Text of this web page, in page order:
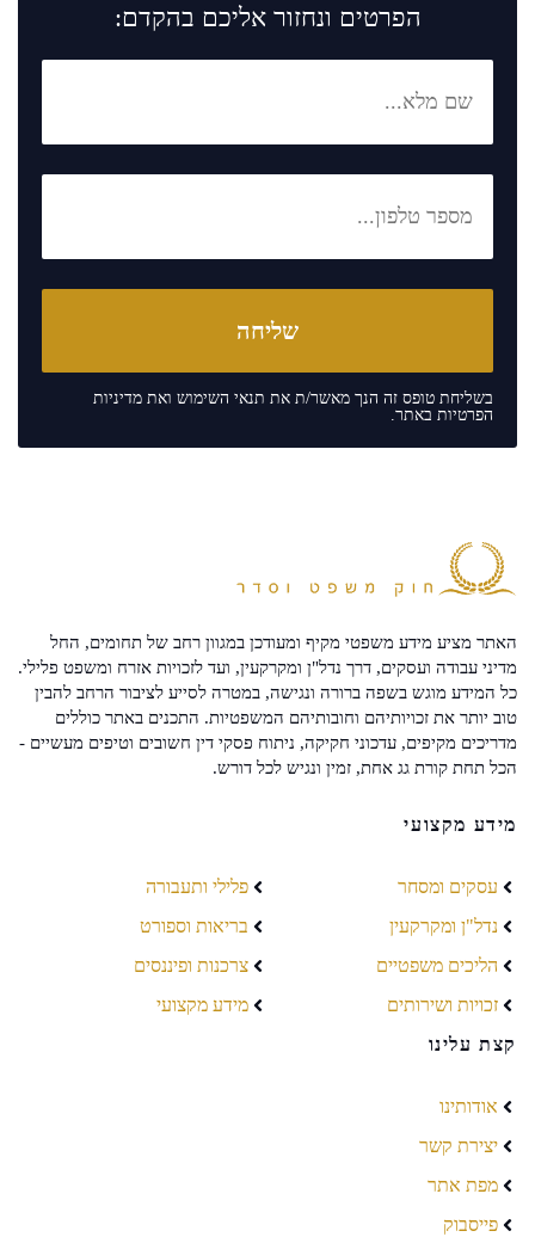
הפרטים ונחזור אליכם בהקדם:
בשליחת טופס זה הנך מאשר/ת את תנאי השימוש ואת מדיניות
הפרטיות באתר.
האתר מציע מידע משפטי מקיף ומעודכן במגוון רחב של תחומים, החל
מדיני עבודה ועסקים, דרך נדל"ן ומקרקעין, ועד לזכויות אזרח ומשפט פלילי.
כל המידע מוגש בשפה ברורה ונגישה, במטרה לסייע לציבור הרחב להבין
טוב יותר את זכויותיהם וחובותיהם המשפטיות. התכנים באתר כוללים
מדריכים מקיפים, עדכוני חקיקה, ניתוח פסקי דין חשובים וטיפים מעשיים -
הכל תחת קורת גג אחת, זמין ונגיש לכל דורש.
מידע מקצועי
עסקים ומסחר
נדל"ן ומקרקעין
הליכים משפטיים
זכויות ושירותים
פלילי ותעבורה
בריאות וספורט
צרכנות ופיננסים
מידע מקצועי
קצת עלינו
אודותינו
יצירת קשר
מפת אתר
פייסבוק